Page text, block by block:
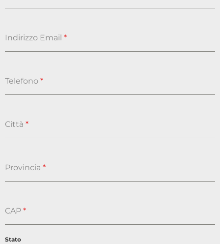
Indirizzo Email *
Telefono *
Città *
Provincia *
CAP *
Stato